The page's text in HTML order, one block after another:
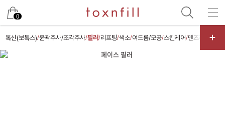
0
톡신(보톡스)/윤곽주사/조각주사/필러/리프팅/색소/여드름/모공/스킨케어/맨즈케어/체형
카카